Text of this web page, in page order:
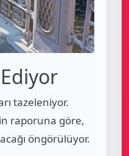
tazeleniyor.
raporuna göre,
öngörülüyor.